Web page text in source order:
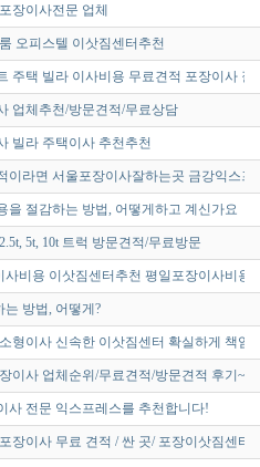
장이사전문 업체
오피스텔 이삿짐센터추천
주택 빌라 이사비용 무료견적 포장이사 잘
업체추천/방문견적/무료상담
빌라 주택이사 추천추천
이라면 서울포장이사잘하는곳 금강익스
을 절감하는 방법, 어떻게하고 계신가요
5t, 10t 트럭 방문견적/무료방문
비용 이삿짐센터추천 평일포장이사비용
방법, 어떻게?
형이사 신속한 이삿짐센터 확실하게 책임
이사 업체순위/무료견적/방문견적 후기~!
사 전문 익스프레스를 추천합니다!
장이사 무료 견적 / 싼 곳/ 포장이삿짐센터